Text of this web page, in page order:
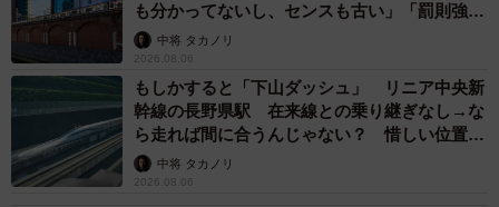
も分かってないし、センスも古い」「罰則強化
して」中将 タカノリ
2026.08.06
もしかすると「下山ダッシュ」 リニア中央新
幹線の長野県駅 在来線との乗り継ぎなし→な
ら走れば間に合うんじゃない？ 惜しい位置関
係が反響
中将 タカノリ
2026.08.06